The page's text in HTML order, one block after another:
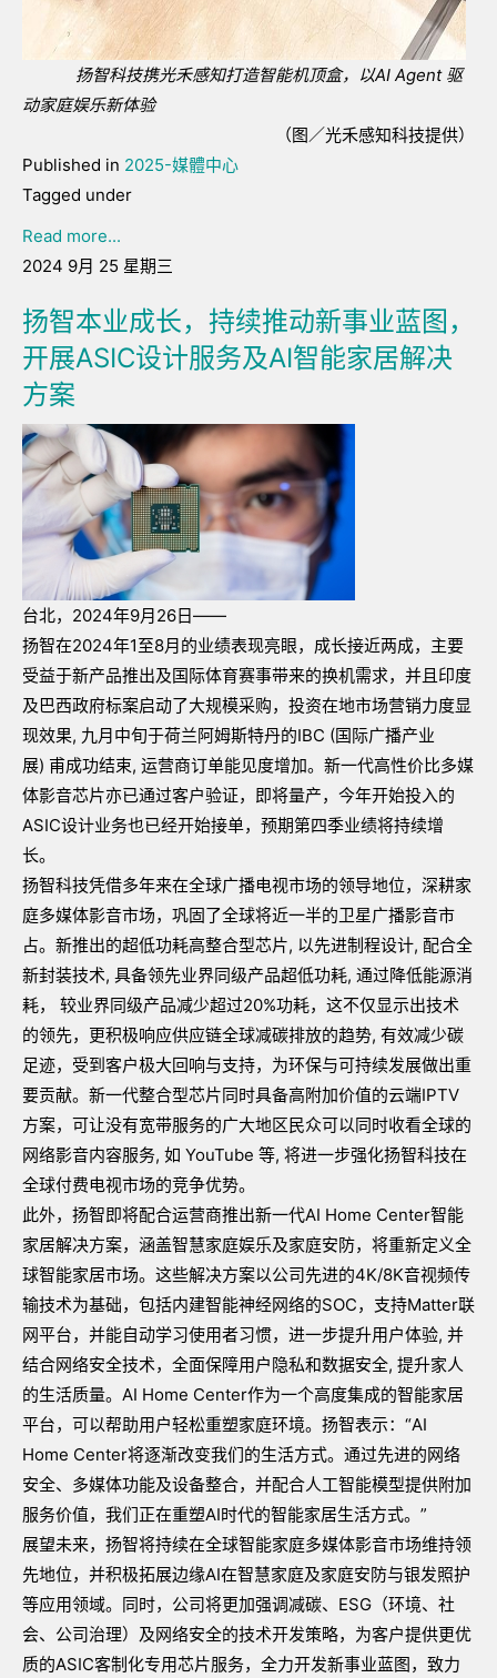
扬智科技携光禾感知打造智能机顶盒，以AI Agent 驱
动家庭娱乐新体验
（图／光禾感知科技提供）
Published in 2025-媒體中心
Tagged under
Read more...
2024 9月 25 星期三
扬智本业成长，持续推动新事业蓝图，
开展ASIC设计服务及AI智能家居解决
方案
台北，2024年9月26日——
扬智在2024年1至8月的业绩表现亮眼，成长接近两成，主要
受益于新产品推出及国际体育赛事带来的换机需求，并且印度
及巴西政府标案启动了大规模采购，投资在地市场营销力度显
现效果, 九月中旬于荷兰阿姆斯特丹的IBC (国际广播产业
展) 甫成功结束, 运营商订单能见度增加。新一代高性价比多媒
体影音芯片亦已通过客户验证，即将量产，今年开始投入的
ASIC设计业务也已经开始接单，预期第四季业绩将持续增
长。
扬智科技凭借多年来在全球广播电视市场的领导地位，深耕家
庭多媒体影音市场，巩固了全球将近一半的卫星广播影音市
占。新推出的超低功耗高整合型芯片, 以先进制程设计, 配合全
新封装技术, 具备领先业界同级产品超低功耗, 通过降低能源消
耗， 较业界同级产品减少超过20%功耗，这不仅显示出技术
的领先，更积极响应供应链全球减碳排放的趋势, 有效减少碳
足迹，受到客户极大回响与支持，为环保与可持续发展做出重
要贡献。新一代整合型芯片同时具备高附加价值的云端IPTV
方案，可让没有宽带服务的广大地区民众可以同时收看全球的
网络影音内容服务, 如 YouTube 等, 将进一步强化扬智科技在
全球付费电视市场的竞争优势。
此外，扬智即将配合运营商推出新一代AI Home Center智能
家居解决方案，涵盖智慧家庭娱乐及家庭安防，将重新定义全
球智能家居市场。这些解决方案以公司先进的4K/8K音视频传
输技术为基础，包括内建智能神经网络的SOC，支持Matter联
网平台，并能自动学习使用者习惯，进一步提升用户体验, 并
结合网络安全技术，全面保障用户隐私和数据安全, 提升家人
的生活质量。AI Home Center作为一个高度集成的智能家居
平台，可以帮助用户轻松重塑家庭环境。扬智表示：“AI
Home Center将逐渐改变我们的生活方式。通过先进的网络
安全、多媒体功能及设备整合，并配合人工智能模型提供附加
服务价值，我们正在重塑AI时代的智能家居生活方式。”
展望未来，扬智将持续在全球智能家庭多媒体影音市场维持领
先地位，并积极拓展边缘AI在智慧家庭及家庭安防与银发照护
等应用领域。同时，公司将更加强调减碳、ESG（环境、社
会、公司治理）及网络安全的技术开发策略，为客户提供更优
质的ASIC客制化专用芯片服务，全力开发新事业蓝图，致力